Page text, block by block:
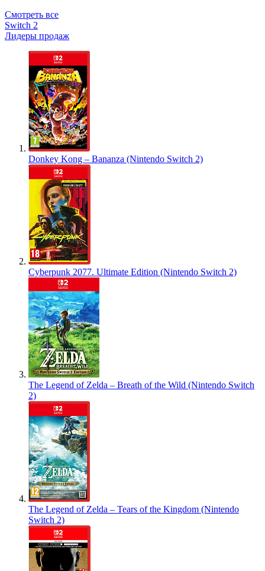
Смотреть все
Switch 2
Лидеры продаж
Donkey Kong – Bananza (Nintendo Switch 2)
Cyberpunk 2077. Ultimate Edition (Nintendo Switch 2)
The Legend of Zelda – Breath of the Wild (Nintendo Switch
2)
The Legend of Zelda – Tears of the Kingdom (Nintendo
Switch 2)